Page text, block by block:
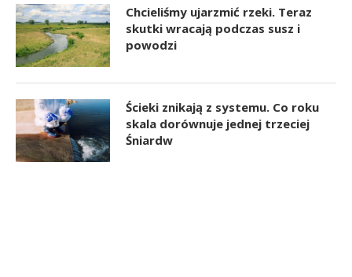
Chcieliśmy ujarzmić rzeki. Teraz
skutki wracają podczas susz i
powodzi
Ścieki znikają z systemu. Co roku
skala dorównuje jednej trzeciej
Śniardw